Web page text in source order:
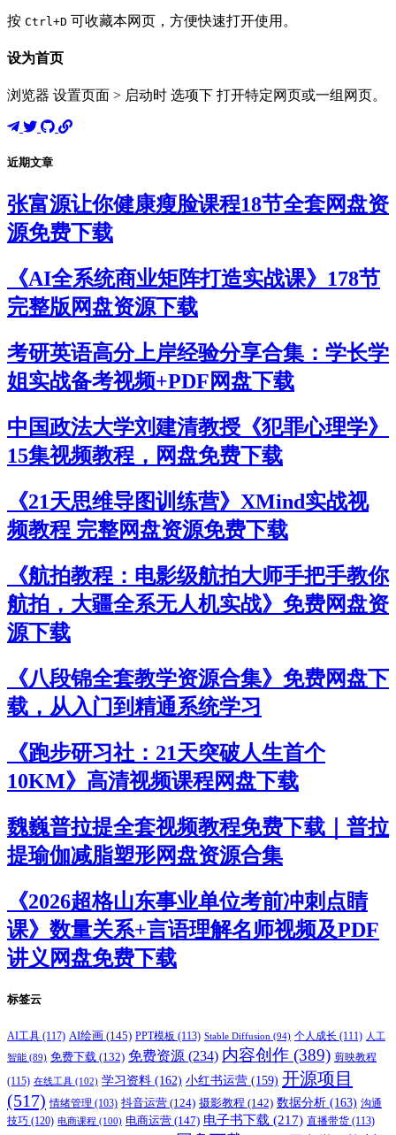
按 Ctrl+D 可收藏本网页，方便快速打开使用。
设为首页
浏览器 设置页面 > 启动时 选项下 打开特定网页或一组网页。
近期文章
张富源让你健康瘦脸课程18节全套网盘资
源免费下载
《AI全系统商业矩阵打造实战课》178节
完整版网盘资源下载
考研英语高分上岸经验分享合集：学长学
姐实战备考视频+PDF网盘下载
中国政法大学刘建清教授《犯罪心理学》
15集视频教程，网盘免费下载
《21天思维导图训练营》XMind实战视
频教程 完整网盘资源免费下载
《航拍教程：电影级航拍大师手把手教你
航拍，大疆全系无人机实战》免费网盘资
源下载
《八段锦全套教学资源合集》免费网盘下
载，从入门到精通系统学习
《跑步研习社：21天突破人生首个
10KM》高清视频课程网盘下载
魏巍普拉提全套视频教程免费下载｜普拉
提瑜伽减脂塑形网盘资源合集
《2026超格山东事业单位考前冲刺点睛
课》数量关系+言语理解名师视频及PDF
讲义网盘免费下载
标签云
AI工具 (117) AI绘画 (145) PPT模板 (113) Stable Diffusion (94) 个人成长 (111) 人工
智能 (89) 免费下载 (132) 免费资源 (234) 内容创作 (389) 剪映教程
(115) 在线工具 (102) 学习资料 (162) 小红书运营 (159) 开源项目
(517) 情绪管理 (103) 抖音运营 (124) 摄影教程 (142) 数据分析 (163) 沟通
技巧 (120) 电商课程 (100) 电商运营 (147) 电子书下载 (217) 直播带货 (113)